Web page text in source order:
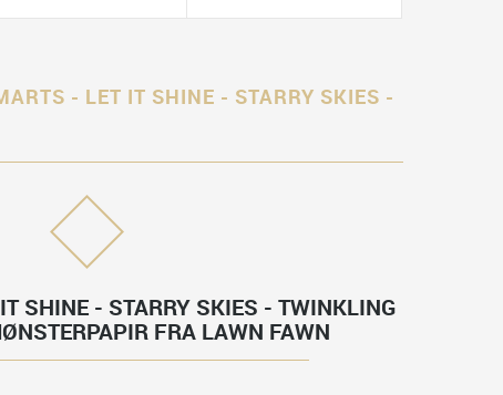
- LET IT SHINE - STARRY SKIES -
SHINE - STARRY SKIES - TWINKLING
FRA LAWN FAWN